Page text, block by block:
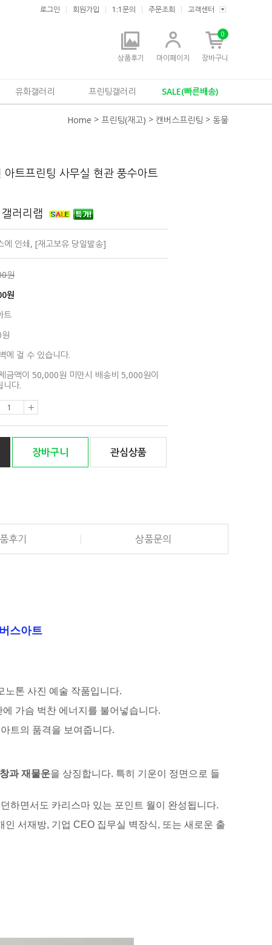
로그인 회원가입 1:1문의 주문조회 고객센터
상품후기 마이페이지 장바구니
0
유화갤러리 프린팅갤러리 SALE(빠른배송)
Home > 프린팅(재고) > 캔버스프린팅 > 동물
아트프린팅 사무실 현관 풍수아트
러리랩
인쇄, [재고보유 당일발송]
원
원
트
에 걸 수 있습니다.
금액이 50,000원 미만시 배송비 5,000원이
니다.
장바구니 관심상품
후기 상품문의
스아트
노톤 사진 예술 작품입니다.
가슴 벅찬 에너지를 불어넣습니다.
트의 품격을 보여줍니다.
과 재물운을 상징합니다. 특히 기운이 정면으로 들
하면서도 카리스마 있는 포인트 월이 완성됩니다.
서재방, 기업 CEO 집무실 벽장식, 또는 새로운 출